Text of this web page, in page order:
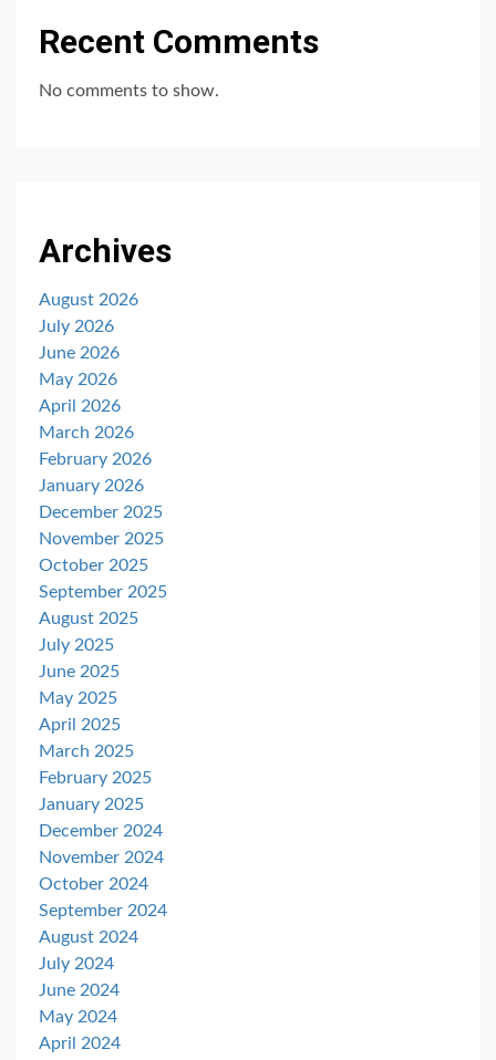
Recent Comments
No comments to show.
Archives
August 2026
July 2026
June 2026
May 2026
April 2026
March 2026
February 2026
January 2026
December 2025
November 2025
October 2025
September 2025
August 2025
July 2025
June 2025
May 2025
April 2025
March 2025
February 2025
January 2025
December 2024
November 2024
October 2024
September 2024
August 2024
July 2024
June 2024
May 2024
April 2024